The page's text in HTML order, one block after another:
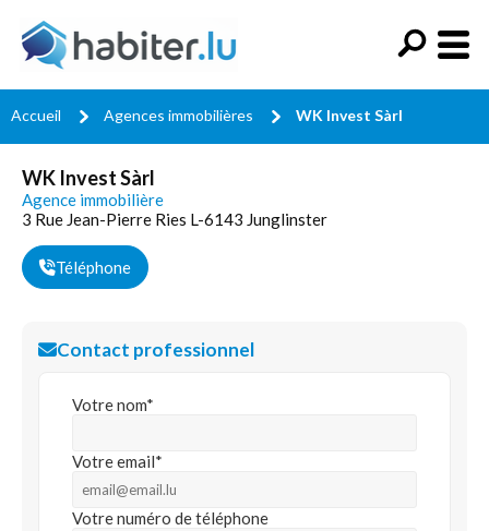
Accueil Agences immobilières WK Invest Sàrl
WK Invest Sàrl
Agence immobilière
3 Rue Jean-Pierre Ries L-6143 Junglinster
Téléphone
Contact professionnel
Votre nom*
Votre email*
Votre numéro de téléphone